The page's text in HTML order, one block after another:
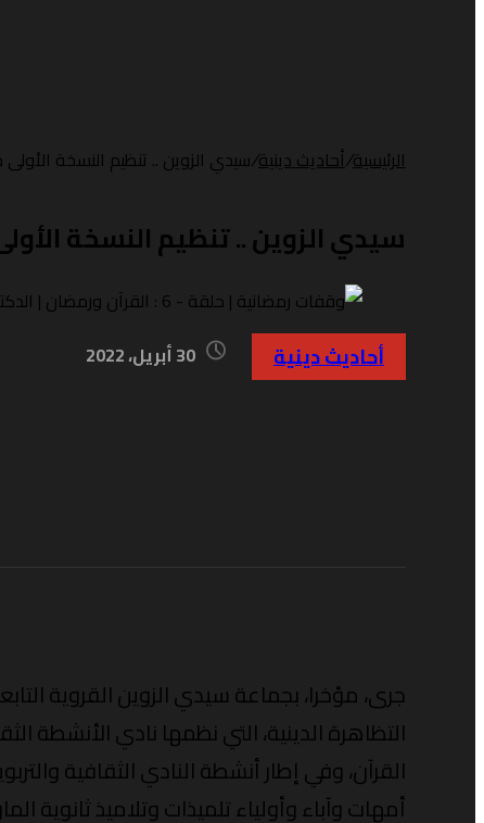
الرئيسية/أحاديث دينية/سيدي الزوين .. تنظيم النسخة
سيدي الزوين .. تنظيم النسخة
أحاديث دينية 30 أبريل، 2022
جرى، مؤخرا، بجماعة سيدي الزوين القروية
التظاهرة الدينية، التي نظمها نادي الأنشطة
القرآن، وفي إطار أنشطة النادي الثقافية
أمهات وآباء وأولياء تلميذات وتلاميذ